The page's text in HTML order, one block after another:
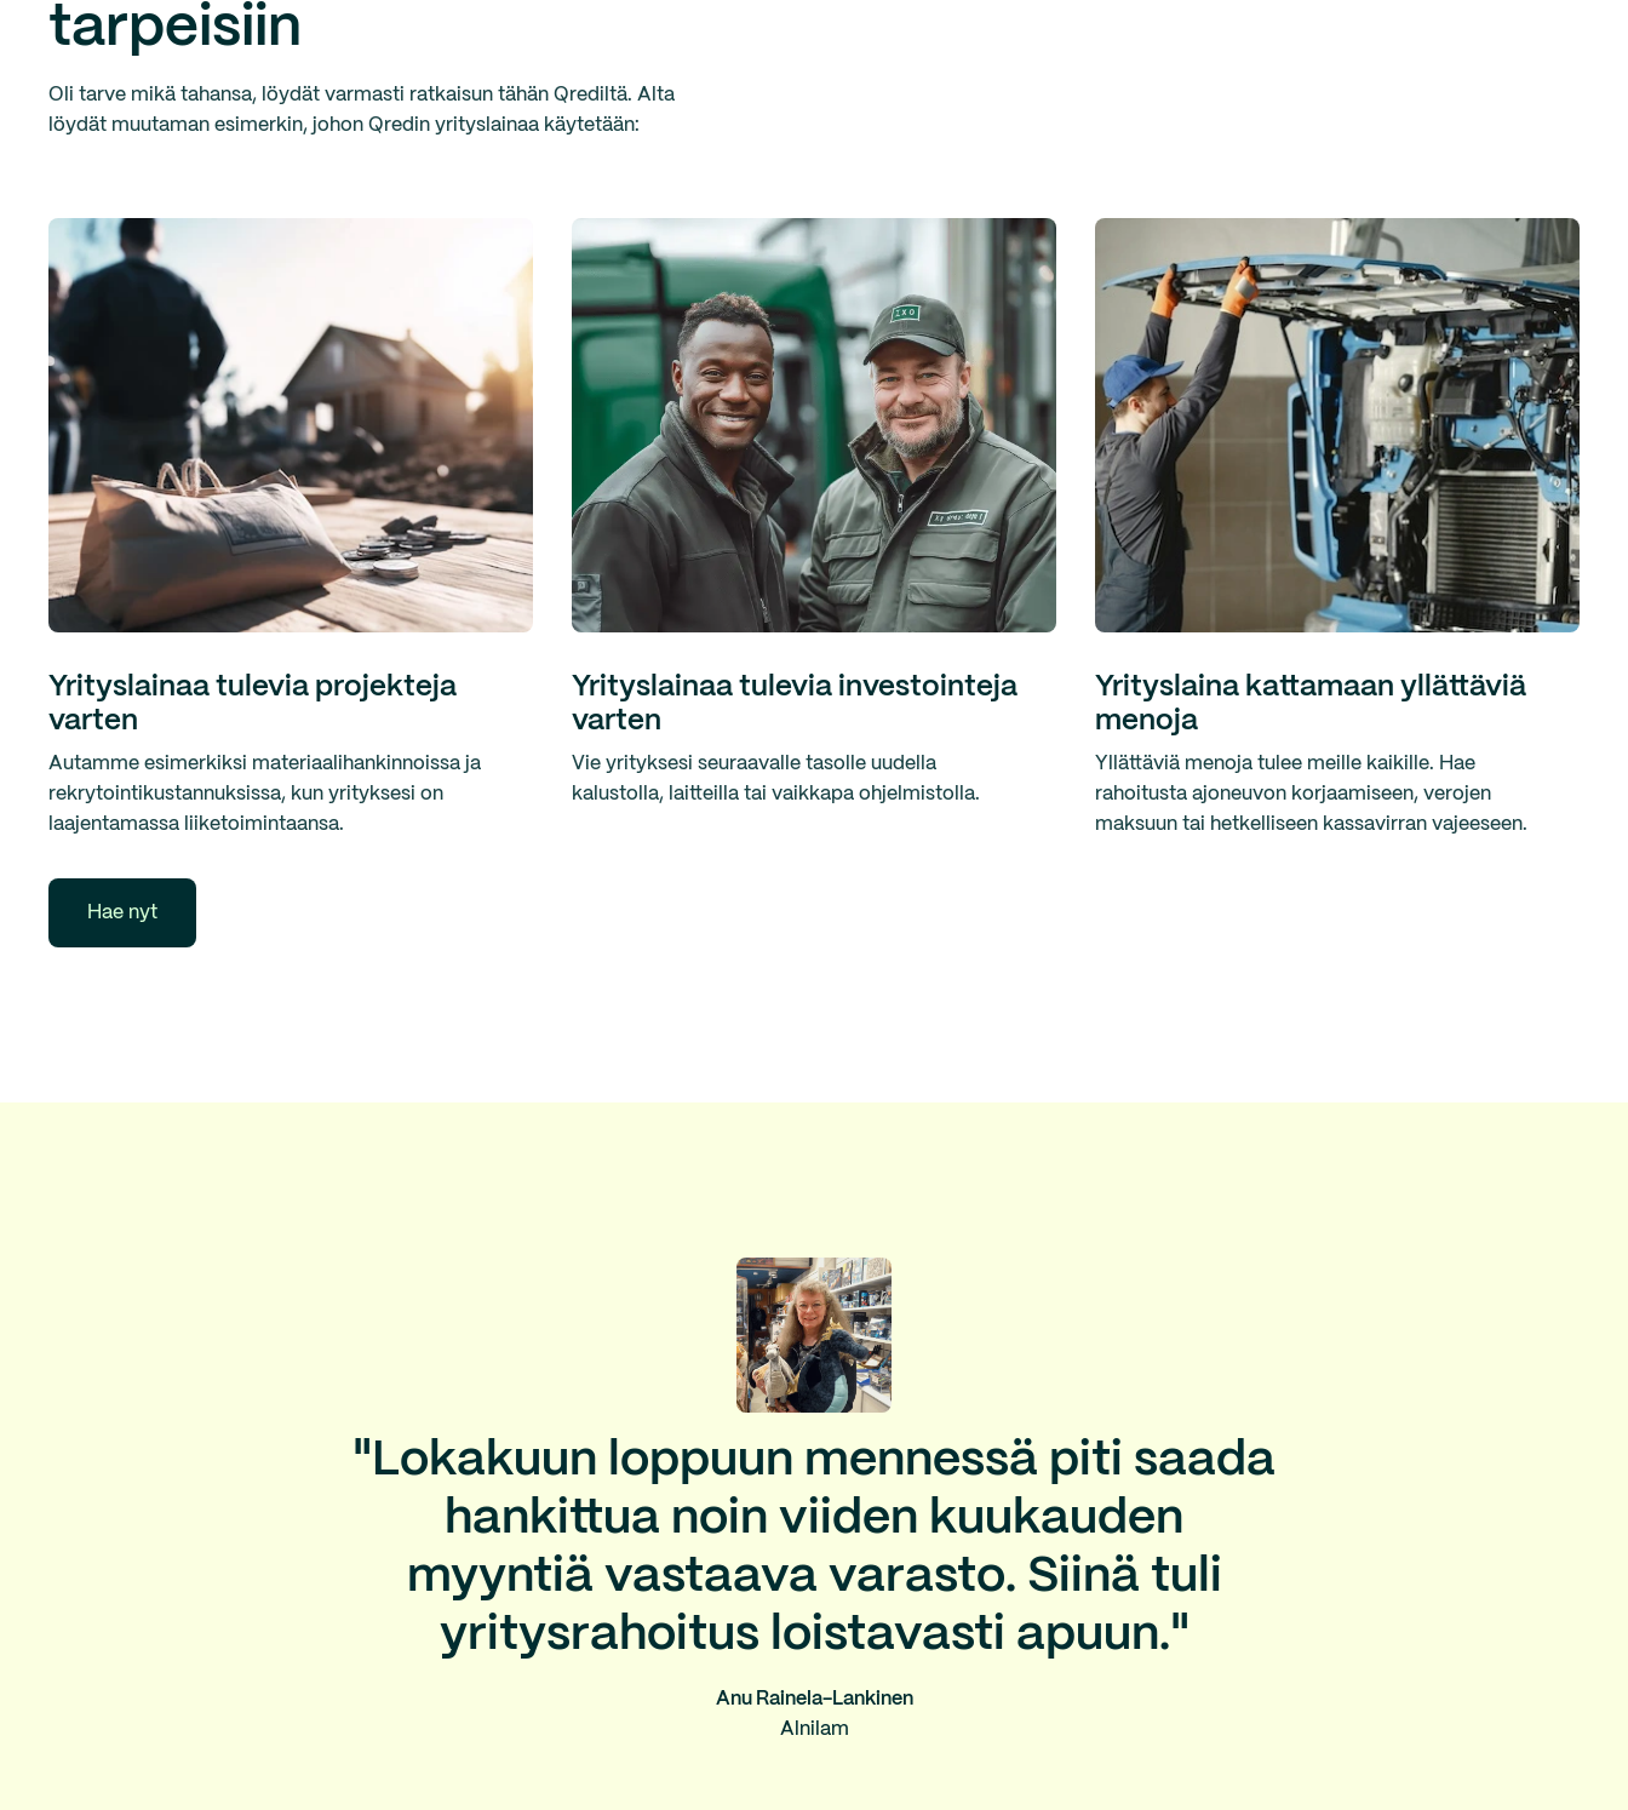
tarpeisiin
Oli tarve mikä tahansa, löydät varmasti ratkaisun tähän Qrediltä. Alta
löydät muutaman esimerkin, johon Qredin yrityslainaa käytetään:
Yrityslainaa tulevia projekteja
varten
Autamme esimerkiksi materiaalihankinnoissa ja
rekrytointikustannuksissa, kun yrityksesi on
laajentamassa liiketoimintaansa.
Yrityslainaa tulevia investointeja
varten
Vie yrityksesi seuraavalle tasolle uudella
kalustolla, laitteilla tai vaikkapa ohjelmistolla.
Yrityslaina kattamaan yllättäviä
menoja
Yllättäviä menoja tulee meille kaikille. Hae
rahoitusta ajoneuvon korjaamiseen, verojen
maksuun tai hetkelliseen kassavirran vajeeseen.
Hae nyt
"Lokakuun loppuun mennessä piti saada
hankittua noin viiden kuukauden
myyntiä vastaava varasto. Siinä tuli
yritysrahoitus loistavasti apuun."
Anu Rainela-Lankinen
Alnilam